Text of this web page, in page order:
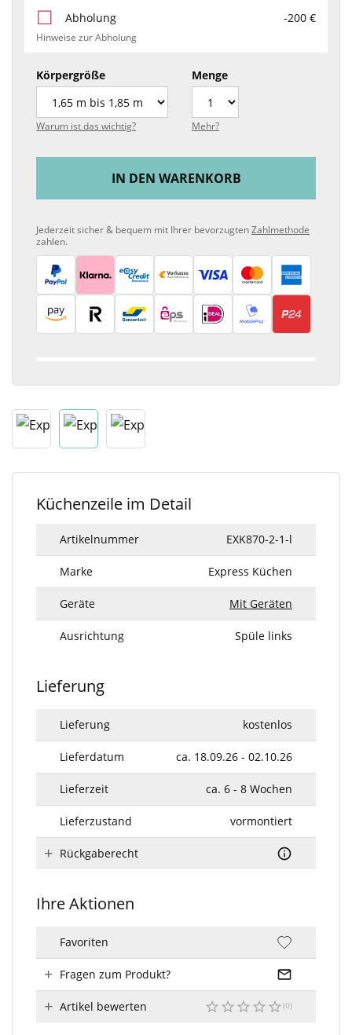
Abholung -200 €
Hinweise zur Abholung
Körpergröße
Warum ist das wichtig?
Menge
Mehr?
IN DEN WARENKORB
Jederzeit sicher & bequem mit Ihrer bevorzugtenZahlmethode
zahlen.
Küchenzeile im Detail
Artikelnummer EXK870-2-1-l
Marke Express Küchen
Geräte Mit Geräten
Ausrichtung Spüle links
Lieferung
Lieferung kostenlos
Lieferdatum ca. 18.09.26 - 02.10.26
Lieferzeit ca. 6 - 8 Wochen
Lieferzustand vormontiert
Rückgaberecht
Ihre Aktionen
Favoriten
Fragen zum Produkt?
Artikel bewerten